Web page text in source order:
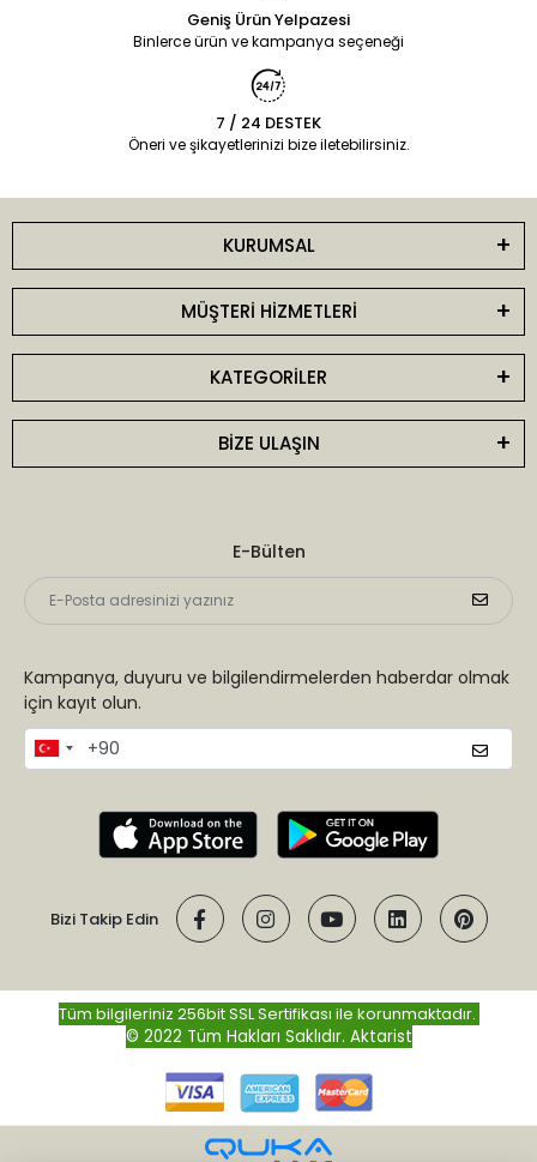
Geniş Ürün Yelpazesi
Binlerce ürün ve kampanya seçeneği
7 / 24 DESTEK
Öneri ve şikayetlerinizi bize iletebilirsiniz.
KURUMSAL
MÜŞTERİ HİZMETLERİ
KATEGORİLER
BİZE ULAŞIN
E-Bülten
Kampanya, duyuru ve bilgilendirmelerden haberdar olmak
için kayıt olun.
Bizi Takip Edin
Tüm bilgileriniz 256bit SSL Sertifikası ile korunmaktadır.
© 2022 Tüm Hakları Saklıdır. Aktarist